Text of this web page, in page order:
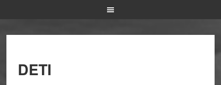
DETI